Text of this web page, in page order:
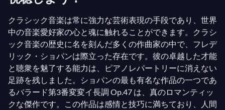
クラシック音楽は常に強力な芸術表現の手段であり、世界
中の音楽愛好家の心と魂に触れることができます。クラシ
ック音楽の歴史に名を刻んだ多くの作曲家の中で、フレデ
リック・ショパンは際立った存在です。彼の卓越した才能
と聴衆を魅了する能力は、ピアノレパートリーに消えない
足跡を残しました。ショパンの最も有名な作品の一つであ
るバラード第3番変変イ長調 Op.47 は、真のロマンティッ
クな傑作です。この作品は感情と技巧に満ちており、人間